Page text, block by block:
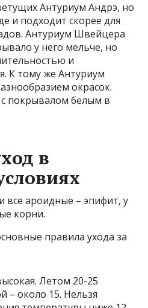
Антуриум Андрэ, но
и подходит скорее для
Антуриум Швейцера
у него мельче, но
и
К тому же Антуриум
окрасок.
покрывалом белым в
в
все ароидные – эпифит, у
корни.
правила ухода за
Летом 20-25
– около 15. Нельзя